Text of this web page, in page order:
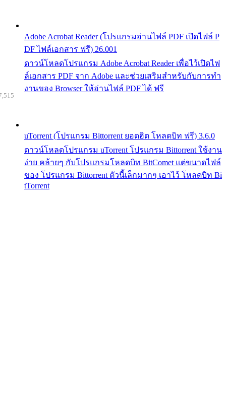
Adobe Acrobat Reader (โปรแกรมอ่านไฟล์ PDF เปิดไฟล์ P
DF ไฟล์เอกสาร ฟรี) 26.001
ดาวน์โหลดโปรแกรม Adobe Acrobat Reader เพื่อไว้เปิดไฟ
ล์เอกสาร PDF จาก Adobe และช่วยเสริมสำหรับกับการทำ
งานของ Browser ให้อ่านไฟล์ PDF ได้ ฟรี
uTorrent (โปรแกรม Bittorrent ยอดฮิต โหลดบิท ฟรี) 3.6.0
ดาวน์โหลดโปรแกรม uTorrent โปรแกรม Bittorrent ใช้งาน
ง่าย คล้ายๆ กับโปรแกรมโหลดบิท BitComet แต่ขนาดไฟล์
ของ โปรแกรม Bittorrent ตัวนี้เล็กมากๆ เอาไว้ โหลดบิท Bi
tTorrent